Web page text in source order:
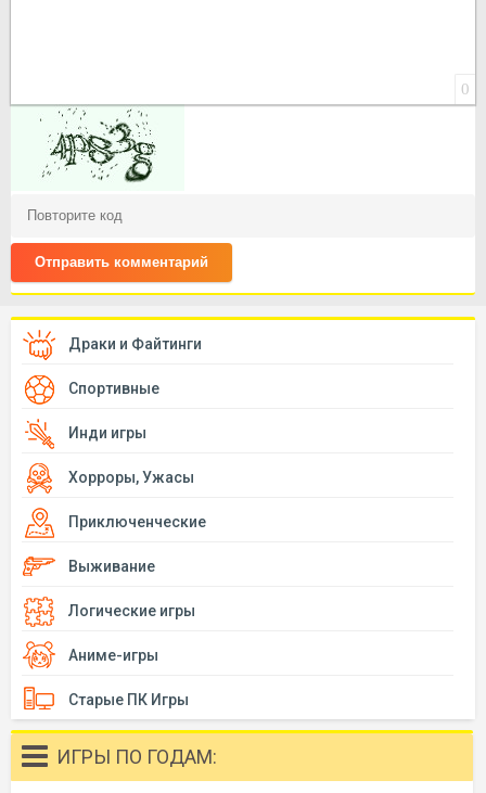
0
Отправить комментарий
Драки и Файтинги
Спортивные
Инди игры
Хорроры, Ужасы
Приключенческие
Выживание
Логические игры
Аниме-игры
Старые ПК Игры
ИГРЫ ПО ГОДАМ: